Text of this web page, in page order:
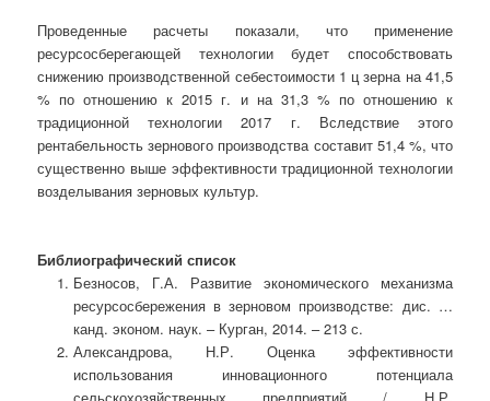
Проведенные расчеты показали, что применение
ресурсосберегающей технологии будет способствовать
снижению производственной себестоимости 1 ц зерна на 41,5
% по отношению к 2015 г. и на 31,3 % по отношению к
традиционной технологии 2017 г. Вследствие этого
рентабельность зернового производства составит 51,4 %, что
существенно выше эффективности традиционной технологии
возделывания зерновых культур.
Библиографический список
Безносов, Г.А. Развитие экономического механизма
ресурсосбережения в зерновом производстве: дис. …
канд. эконом. наук. – Курган, 2014. – 213 с.
Александрова, Н.Р. Оценка эффективности
использования инновационного потенциала